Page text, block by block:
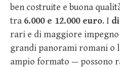
ben costruite e buona
tra 6.000 e 12.000 euro. I
rari e di maggiore
grandi panorami romani o
ampio formato — possono